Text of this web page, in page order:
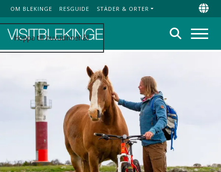
Hoppa till huvudinnehåll
Top Menu
OM BLEKINGE RESGUIDE STÄDER & ORTER
Sök